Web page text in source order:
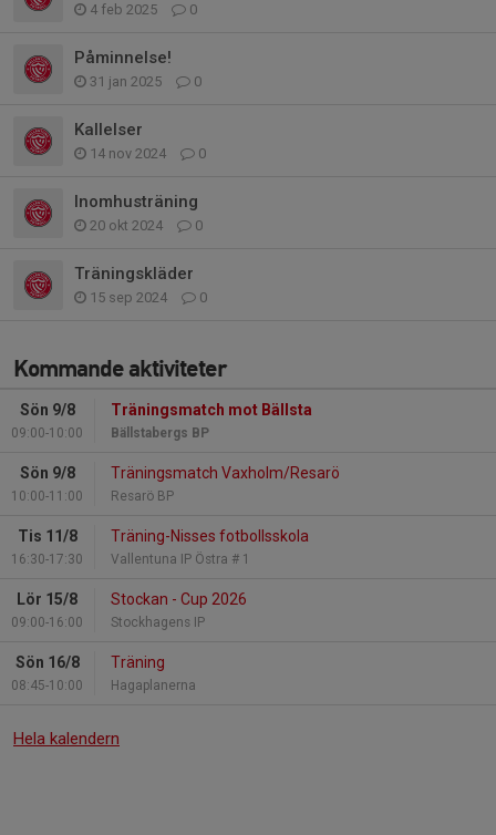
4 feb 2025 0
Påminnelse!
31 jan 2025 0
Kallelser
14 nov 2024 0
Inomhusträning
20 okt 2024 0
Träningskläder
15 sep 2024 0
Kommande aktiviteter
Sön 9/8
09:00-10:00
Träningsmatch mot Bällsta
Bällstabergs BP
Sön 9/8
10:00-11:00
Träningsmatch Vaxholm/Resarö
Resarö BP
Tis 11/8
16:30-17:30
Träning-Nisses fotbollsskola
Vallentuna IP Östra # 1
Lör 15/8
09:00-16:00
Stockan - Cup 2026
Stockhagens IP
Sön 16/8
08:45-10:00
Träning
Hagaplanerna
Hela kalendern